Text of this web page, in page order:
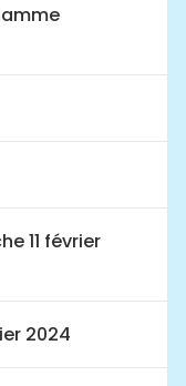
11 février
2024